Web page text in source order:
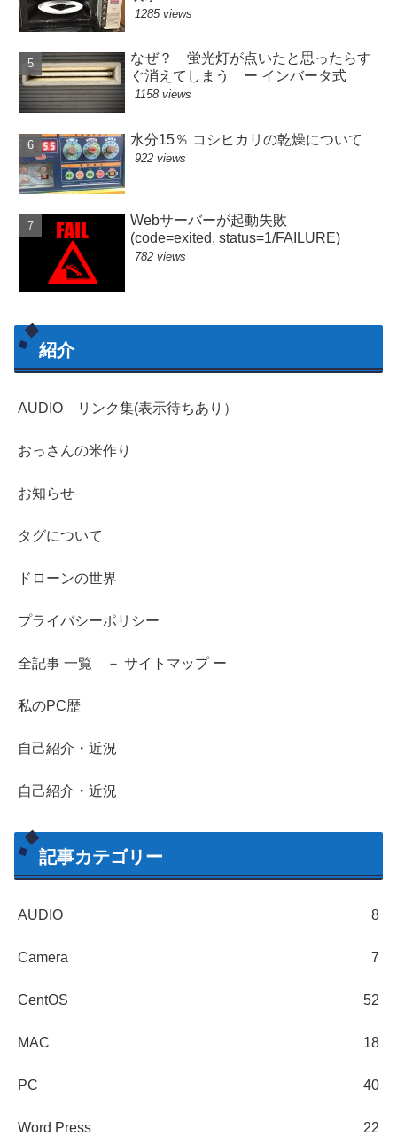
1285 views
なぜ？ 蛍光灯が点いたと思ったらす
ぐ消えてしまう ー インバータ式
1158 views
水分15％ コシヒカリの乾燥について
922 views
Webサーバーが起動失敗
(code=exited, status=1/FAILURE)
782 views
紹介
AUDIO リンク集(表示待ちあり）
おっさんの米作り
お知らせ
タグについて
ドローンの世界
プライバシーポリシー
全記事 一覧 － サイトマップ ー
私のPC歴
自己紹介・近況
自己紹介・近況
記事カテゴリー
AUDIO 8
Camera 7
CentOS 52
MAC 18
PC 40
Word Press 22